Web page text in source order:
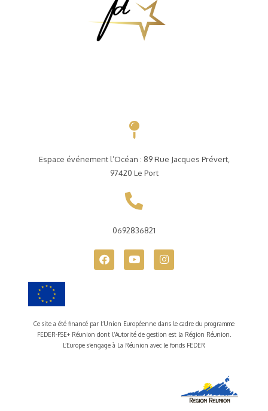
Espace événement l’Océan : 89 Rue Jacques Prévert,
97420 Le Port
0692836821
Ce site a été financé par l’Union Européenne dans le cadre du programme
FEDER-FSE+ Réunion dont l’Autorité de gestion est la Région Réunion.
L’Europe s’engage à La Réunion avec le fonds FEDER